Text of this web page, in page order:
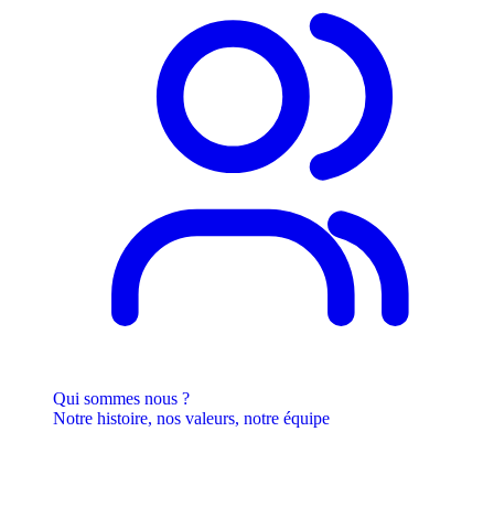
Qui sommes nous ?
Notre histoire, nos valeurs, notre équipe